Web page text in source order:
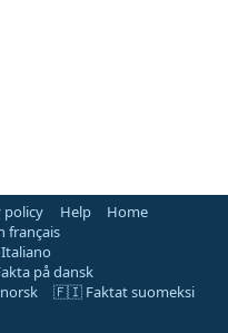
policy Help
Home
français
på dansk
🇫🇮 Faktat suomeksi